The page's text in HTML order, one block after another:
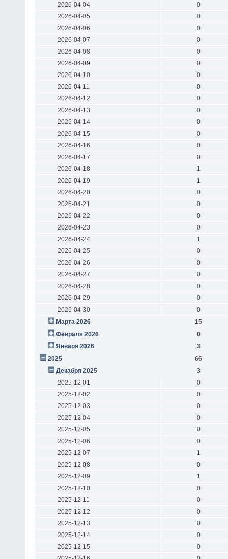
2026-04-04
0
2026-04-05
0
2026-04-06
0
2026-04-07
0
2026-04-08
0
2026-04-09
0
2026-04-10
0
2026-04-11
0
2026-04-12
0
2026-04-13
0
2026-04-14
0
2026-04-15
0
2026-04-16
0
2026-04-17
0
2026-04-18
1
2026-04-19
1
2026-04-20
0
2026-04-21
0
2026-04-22
0
2026-04-23
0
2026-04-24
1
2026-04-25
0
2026-04-26
0
2026-04-27
0
2026-04-28
0
2026-04-29
0
2026-04-30
0
Марта 2026
15
Февраля 2026
0
Января 2026
3
2025
66
Декабря 2025
3
2025-12-01
0
2025-12-02
0
2025-12-03
0
2025-12-04
0
2025-12-05
0
2025-12-06
0
2025-12-07
1
2025-12-08
0
2025-12-09
1
2025-12-10
0
2025-12-11
0
2025-12-12
0
2025-12-13
0
2025-12-14
0
2025-12-15
0